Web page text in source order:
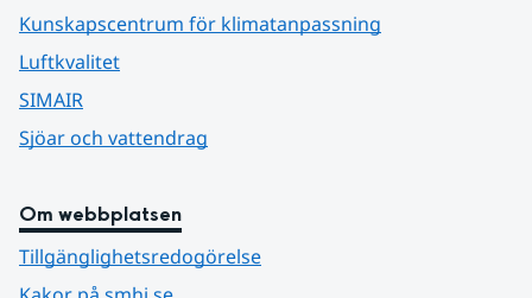
Kunskapscentrum för klimatanpassning
Luftkvalitet
SIMAIR
Sjöar och vattendrag
Om webbplatsen
Tillgänglighetsredogörelse